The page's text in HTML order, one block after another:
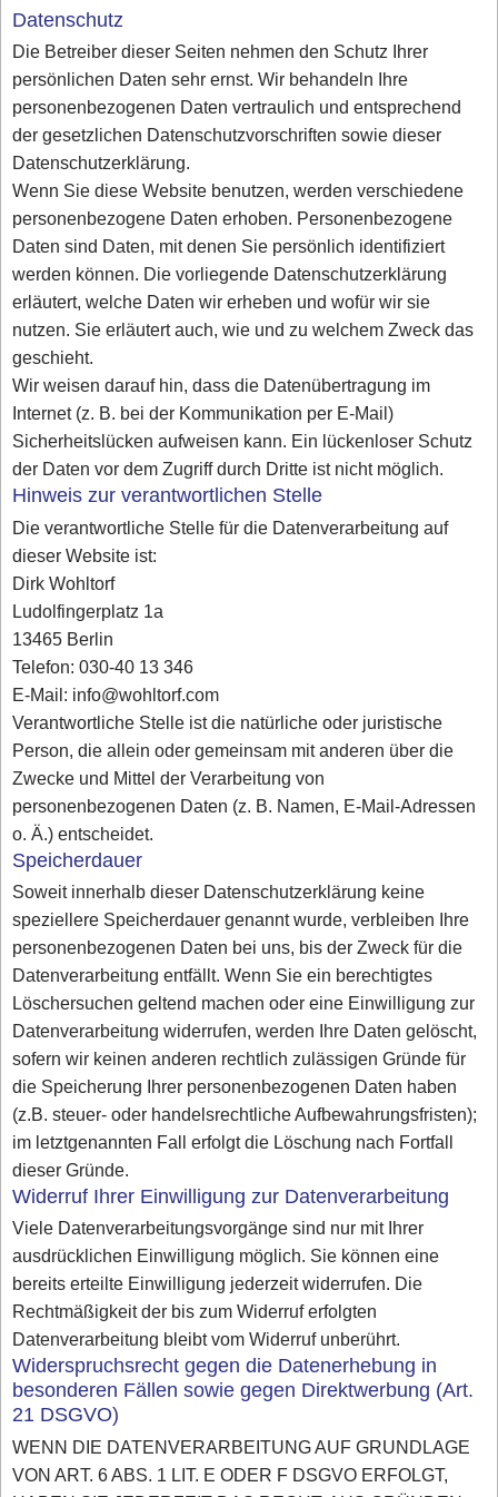
Datenschutz
Die Betreiber dieser Seiten nehmen den Schutz Ihrer
persönlichen Daten sehr ernst. Wir behandeln Ihre
personenbezogenen Daten vertraulich und entsprechend
der gesetzlichen Datenschutzvorschriften sowie dieser
Datenschutzerklärung.
Wenn Sie diese Website benutzen, werden verschiedene
personenbezogene Daten erhoben. Personenbezogene
Daten sind Daten, mit denen Sie persönlich identifiziert
werden können. Die vorliegende Datenschutzerklärung
erläutert, welche Daten wir erheben und wofür wir sie
nutzen. Sie erläutert auch, wie und zu welchem Zweck das
geschieht.
Wir weisen darauf hin, dass die Datenübertragung im
Internet (z. B. bei der Kommunikation per E-Mail)
Sicherheitslücken aufweisen kann. Ein lückenloser Schutz
der Daten vor dem Zugriff durch Dritte ist nicht möglich.
Hinweis zur verantwortlichen Stelle
Die verantwortliche Stelle für die Datenverarbeitung auf
dieser Website ist:
Dirk Wohltorf
Ludolfingerplatz 1a
13465 Berlin
Telefon: 030-40 13 346
E-Mail: info@wohltorf.com
Verantwortliche Stelle ist die natürliche oder juristische
Person, die allein oder gemeinsam mit anderen über die
Zwecke und Mittel der Verarbeitung von
personenbezogenen Daten (z. B. Namen, E-Mail-Adressen
o. Ä.) entscheidet.
Speicherdauer
Soweit innerhalb dieser Datenschutzerklärung keine
speziellere Speicherdauer genannt wurde, verbleiben Ihre
personenbezogenen Daten bei uns, bis der Zweck für die
Datenverarbeitung entfällt. Wenn Sie ein berechtigtes
Löschersuchen geltend machen oder eine Einwilligung zur
Datenverarbeitung widerrufen, werden Ihre Daten gelöscht,
sofern wir keinen anderen rechtlich zulässigen Gründe für
die Speicherung Ihrer personenbezogenen Daten haben
(z.B. steuer- oder handelsrechtliche Aufbewahrungsfristen);
im letztgenannten Fall erfolgt die Löschung nach Fortfall
dieser Gründe.
Widerruf Ihrer Einwilligung zur Datenverarbeitung
Viele Datenverarbeitungsvorgänge sind nur mit Ihrer
ausdrücklichen Einwilligung möglich. Sie können eine
bereits erteilte Einwilligung jederzeit widerrufen. Die
Rechtmäßigkeit der bis zum Widerruf erfolgten
Datenverarbeitung bleibt vom Widerruf unberührt.
Widerspruchsrecht gegen die Datenerhebung in
besonderen Fällen sowie gegen Direktwerbung (Art.
21 DSGVO)
WENN DIE DATENVERARBEITUNG AUF GRUNDLAGE
VON ART. 6 ABS. 1 LIT. E ODER F DSGVO ERFOLGT,